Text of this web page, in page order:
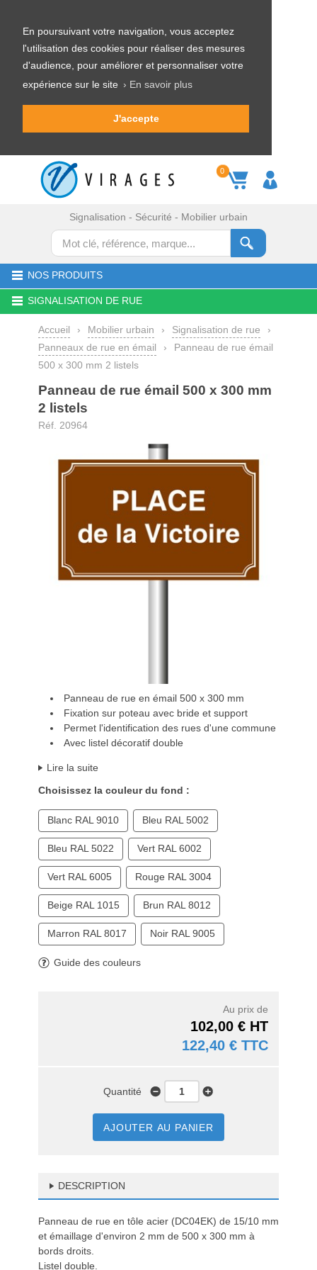
En poursuivant votre navigation, vous acceptez
l'utilisation des cookies pour réaliser des mesures
d'audience, pour améliorer et personnaliser votre
expérience sur le site › En savoir plus
J'accepte
0
Signalisation - Sécurité - Mobilier urbain
NOS PRODUITS
SIGNALISATION DE RUE
Accueil › Mobilier urbain › Signalisation de rue
›
Panneaux de rue en émail
›
Panneau de rue émail
500 x 300 mm 2 listels
Panneau de rue émail 500 x 300 mm
2 listels
Réf. 20964
Panneau de rue en émail 500 x 300 mm
Fixation sur poteau avec bride et support
Permet l'identification des rues d'une commune
Avec listel décoratif double
Lire la suite
Choisissez la couleur du fond :
Blanc RAL 9010 Bleu RAL 5002
Bleu RAL 5022 Vert RAL 6002
Vert RAL 6005 Rouge RAL 3004
Beige RAL 1015 Brun RAL 8012
Marron RAL 8017 Noir RAL 9005
Guide des couleurs
Au prix de
102,00 € HT
122,40 € TTC
Quantité
AJOUTER AU PANIER
DESCRIPTION
Panneau de rue en tôle acier (DC04EK) de 15/10 mm
et émaillage d'environ 2 mm de 500 x 300 mm à
bords droits.
Listel double.